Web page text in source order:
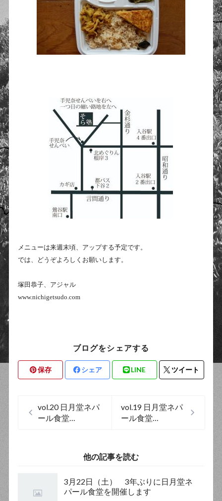
メニューは来週末頃、アップする予定です。
では、どうぞよろしくお願いします。
塚田恭子、アジャル
www.nichigetsudo.com
ブログをシェアする
保存 シェア LINE ツイート
vol.20 日月堂ネパ
ール食堂
vol.19 日月堂ネパ
ール食堂
です
他の記事を読む
3月22日（土） 3年ぶりに日月堂ネ
パール食堂を開催します